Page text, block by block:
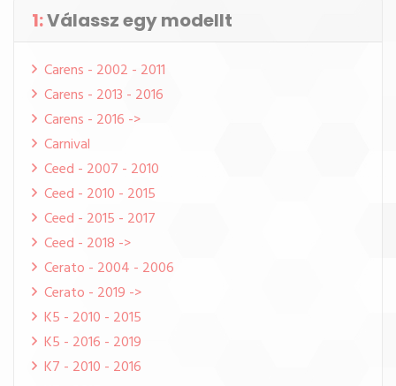
1:Válassz egy modellt
Carens - 2002 - 2011
Carens - 2013 - 2016
Carens - 2016 ->
Carnival
Ceed - 2007 - 2010
Ceed - 2010 - 2015
Ceed - 2015 - 2017
Ceed - 2018 ->
Cerato - 2004 - 2006
Cerato - 2019 ->
K5 - 2010 - 2015
K5 - 2016 - 2019
K7 - 2010 - 2016